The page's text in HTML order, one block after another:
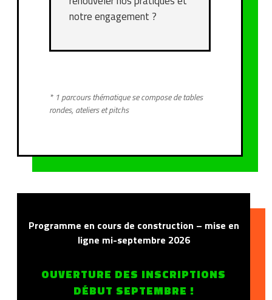
notre engagement ?
* 1 parcours thématique se compose de tables
rondes, ateliers et pitchs
Programme en cours de construction – mise en
ligne mi-septembre 2026
OUVERTURE DES INSCRIPTIONS
DÉBUT SEPTEMBRE !